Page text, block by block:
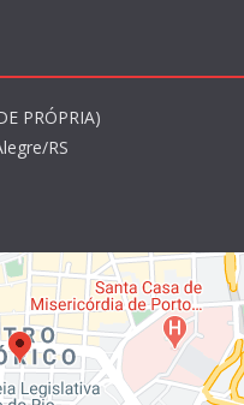
PRÓPRIA)
RS